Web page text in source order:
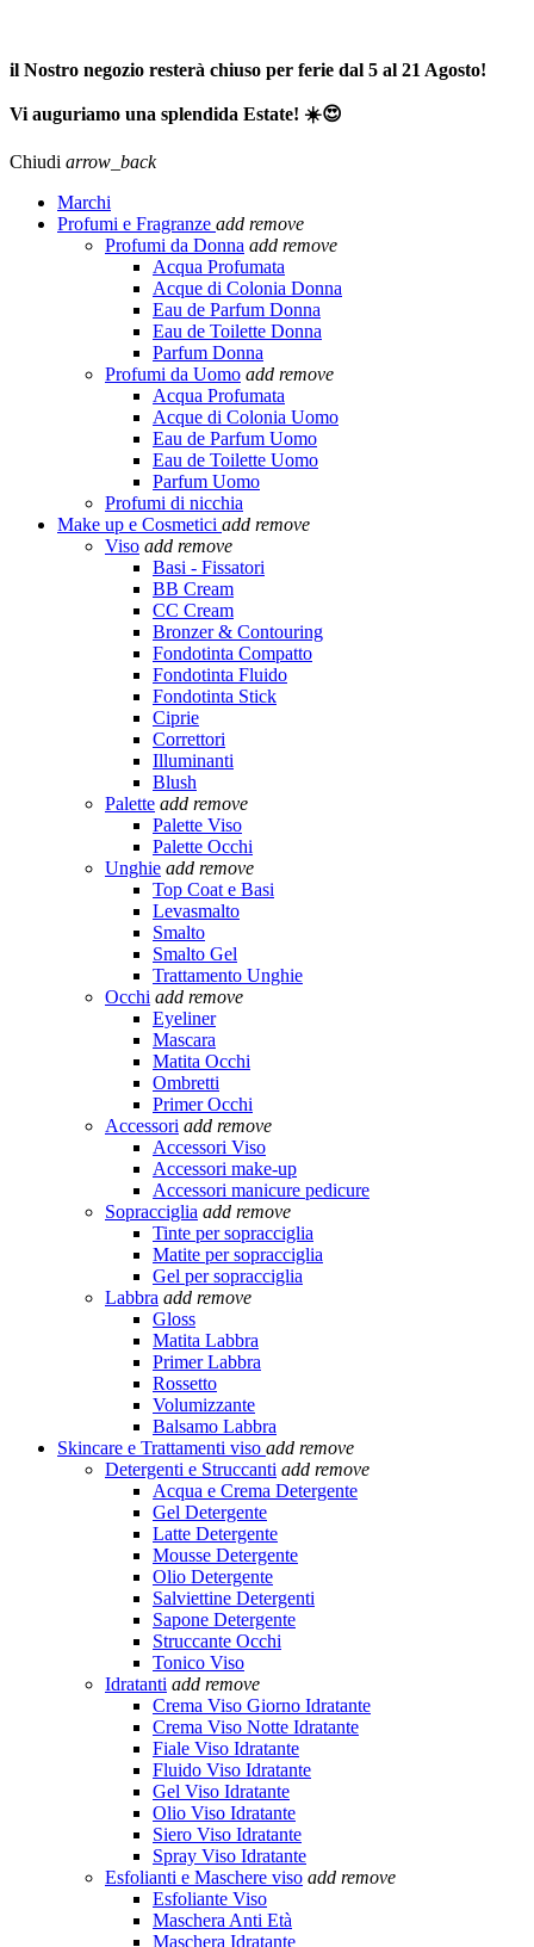
il Nostro negozio resterà chiuso per ferie dal 5 al 21 Agosto!
Vi auguriamo una splendida Estate! ☀️😍
Chiudi arrow_back
Marchi
Profumi e Fragranze add remove
Profumi da Donna add remove
Acqua Profumata
Acque di Colonia Donna
Eau de Parfum Donna
Eau de Toilette Donna
Parfum Donna
Profumi da Uomo add remove
Acqua Profumata
Acque di Colonia Uomo
Eau de Parfum Uomo
Eau de Toilette Uomo
Parfum Uomo
Profumi di nicchia
Make up e Cosmetici add remove
Viso add remove
Basi - Fissatori
BB Cream
CC Cream
Bronzer & Contouring
Fondotinta Compatto
Fondotinta Fluido
Fondotinta Stick
Ciprie
Correttori
Illuminanti
Blush
Palette add remove
Palette Viso
Palette Occhi
Unghie add remove
Top Coat e Basi
Levasmalto
Smalto
Smalto Gel
Trattamento Unghie
Occhi add remove
Eyeliner
Mascara
Matita Occhi
Ombretti
Primer Occhi
Accessori add remove
Accessori Viso
Accessori make-up
Accessori manicure pedicure
Sopracciglia add remove
Tinte per sopracciglia
Matite per sopracciglia
Gel per sopracciglia
Labbra add remove
Gloss
Matita Labbra
Primer Labbra
Rossetto
Volumizzante
Balsamo Labbra
Skincare e Trattamenti viso add remove
Detergenti e Struccanti add remove
Acqua e Crema Detergente
Gel Detergente
Latte Detergente
Mousse Detergente
Olio Detergente
Salviettine Detergenti
Sapone Detergente
Struccante Occhi
Tonico Viso
Idratanti add remove
Crema Viso Giorno Idratante
Crema Viso Notte Idratante
Fiale Viso Idratante
Fluido Viso Idratante
Gel Viso Idratante
Olio Viso Idratante
Siero Viso Idratante
Spray Viso Idratante
Esfolianti e Maschere viso add remove
Esfoliante Viso
Maschera Anti Età
Maschera Idratante